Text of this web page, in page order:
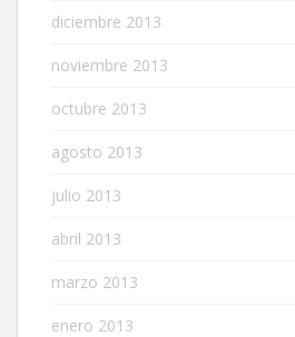
diciembre 2013
noviembre 2013
octubre 2013
agosto 2013
julio 2013
abril 2013
marzo 2013
enero 2013